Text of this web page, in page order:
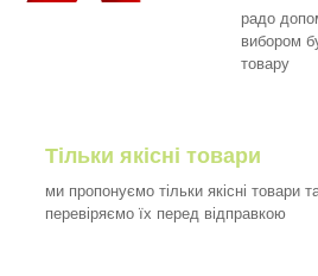
радо
вибором
товару
Тільки якісні товари
ми пропонуємо тільки якісні товари
перевіряємо їх перед відправкою